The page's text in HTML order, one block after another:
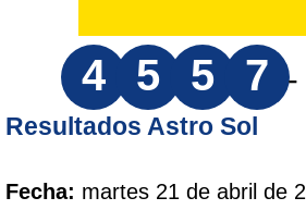
4 5 5 7 -
Resultados Astro Sol
Fecha: martes 21 de abril de